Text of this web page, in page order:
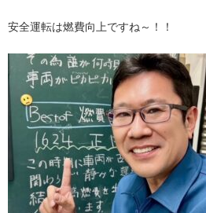
安全運転は燃費向上ですね～！！